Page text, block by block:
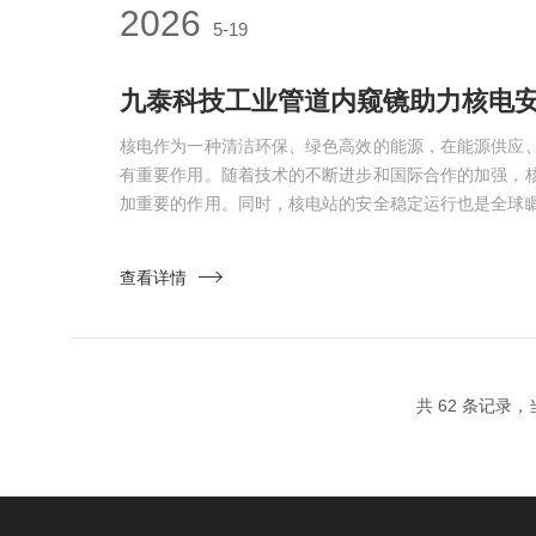
2026 5-19
九泰科技工业管道内窥镜助力核电
核电作为一种清洁环保、绿色高效的能源，在能源供应
有重要作用。随着技术的不断进步和国际合作的加强，
加重要的作用。同时，核电站的安全稳定运行也是全球
之间通过大量的管道进行连接。核电管道内部质量的检
查看详情
共 62 条记录